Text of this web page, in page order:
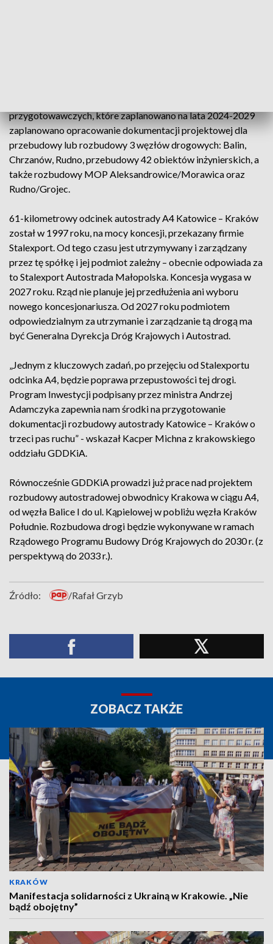
przygotowawczych, które zaplanowano na lata 2024-2029
zaplanowano opracowanie dokumentacji projektowej dla
przebudowy lub rozbudowy 3 węzłów drogowych: Balin,
Chrzanów, Rudno, przebudowy 42 obiektów inżynierskich, a
także rozbudowy MOP Aleksandrowice/Morawica oraz
Rudno/Grojec.
61-kilometrowy odcinek autostrady A4 Katowice – Kraków
został w 1997 roku, na mocy koncesji, przekazany firmie
Stalexport. Od tego czasu jest utrzymywany i zarządzany
przez tę spółkę i jej podmiot zależny – obecnie odpowiada za
to Stalexport Autostrada Małopolska. Koncesja wygasa w
2027 roku. Rząd nie planuje jej przedłużenia ani wyboru
nowego koncesjonariusza. Od 2027 roku podmiotem
odpowiedzialnym za utrzymanie i zarządzanie tą drogą ma
być Generalna Dyrekcja Dróg Krajowych i Autostrad.
„Jednym z kluczowych zadań, po przejęciu od Stalexportu
odcinka A4, będzie poprawa przepustowości tej drogi.
Program Inwestycji podpisany przez ministra Andrzej
Adamczyka zapewnia nam środki na przygotowanie
dokumentacji rozbudowy autostrady Katowice – Kraków o
trzeci pas ruchu” - wskazał Kacper Michna z krakowskiego
oddziału GDDKiA.
Równocześnie GDDKiA prowadzi już prace nad projektem
rozbudowy autostradowej obwodnicy Krakowa w ciągu A4,
od węzła Balice I do ul. Kąpielowej w pobliżu węzła Kraków
Południe. Rozbudowa drogi będzie wykonywane w ramach
Rządowego Programu Budowy Dróg Krajowych do 2030 r. (z
perspektywą do 2033 r.).
Źródło: /Rafał Grzyb
ZOBACZ TAKŻE
KRAKÓW
Manifestacja solidarności z Ukrainą w Krakowie. „Nie
bądź obojętny”